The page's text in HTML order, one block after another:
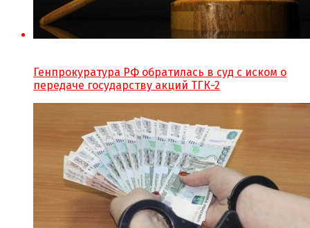
Генпрокуратура РФ обратилась в суд с иском о
передаче государству акций ТГК-2